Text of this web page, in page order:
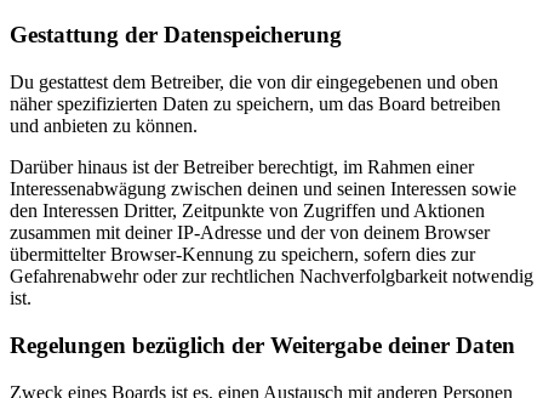
Gestattung der Datenspeicherung
Du gestattest dem Betreiber, die von dir eingegebenen und oben
näher spezifizierten Daten zu speichern, um das Board betreiben
und anbieten zu können.
Darüber hinaus ist der Betreiber berechtigt, im Rahmen einer
Interessenabwägung zwischen deinen und seinen Interessen sowie
den Interessen Dritter, Zeitpunkte von Zugriffen und Aktionen
zusammen mit deiner IP-Adresse und der von deinem Browser
übermittelter Browser-Kennung zu speichern, sofern dies zur
Gefahrenabwehr oder zur rechtlichen Nachverfolgbarkeit notwendig
ist.
Regelungen bezüglich der Weitergabe deiner Daten
Zweck eines Boards ist es, einen Austausch mit anderen Personen